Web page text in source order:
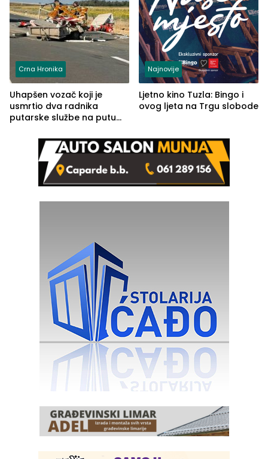
Crna Hronika
Uhapšen vozač koji je
usmrtio dva radnika
putarske službe na putu
(FOTO)
Najnovije
Ljetno kino Tuzla: Bingo i
ovog ljeta na Trgu slobode